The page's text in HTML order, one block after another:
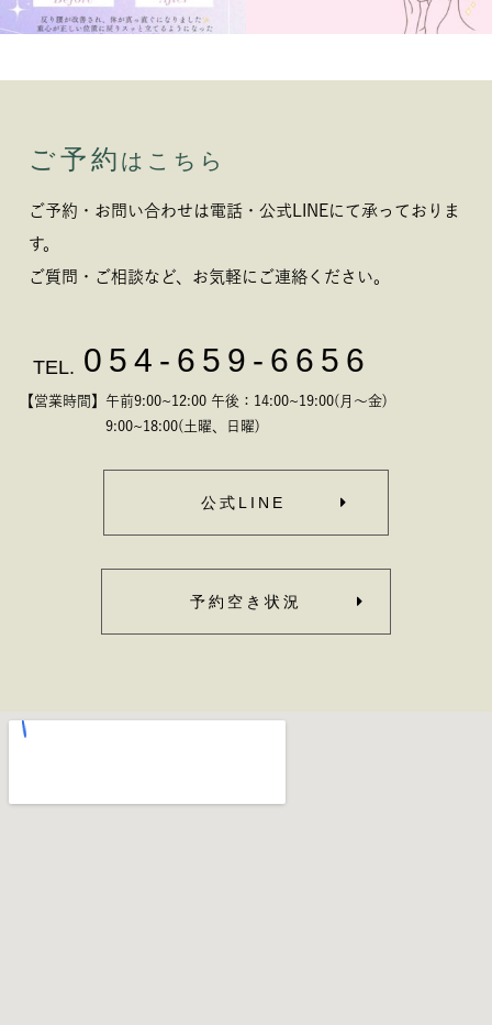
ご予約 はこちら
ご予約・お問い合わせは電話・公式LINEにて承っておりま
す。
ご質問・ご相談など、お気軽にご連絡ください。
TEL. 054-659-6656
【営業時間】午前9:00~12:00 午後：14:00~19:00(月～金)
9:00~18:00(土曜、日曜)
公式LINE
予約空き状況